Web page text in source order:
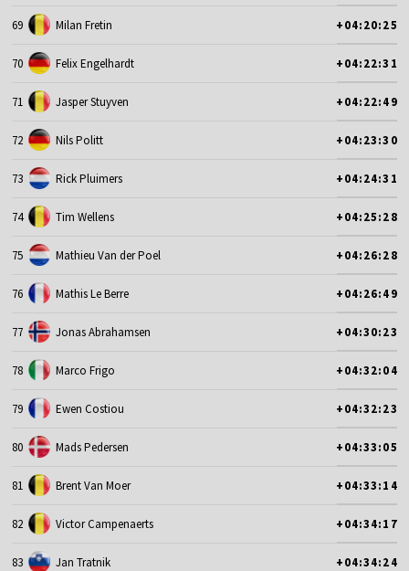
69 Milan Fretin +04:20:25
70 Felix Engelhardt +04:22:31
71 Jasper Stuyven +04:22:49
72 Nils Politt +04:23:30
73 Rick Pluimers +04:24:31
74 Tim Wellens +04:25:28
75 Mathieu Van der Poel +04:26:28
76 Mathis Le Berre +04:26:49
77 Jonas Abrahamsen +04:30:23
78 Marco Frigo +04:32:04
79 Ewen Costiou +04:32:23
80 Mads Pedersen +04:33:05
81 Brent Van Moer +04:33:14
82 Victor Campenaerts +04:34:17
83 Jan Tratnik +04:34:24